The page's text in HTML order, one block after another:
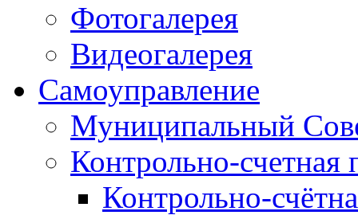
Фотогалерея
Видеогалерея
Самоуправление
Муниципальный
Контрольно-счетная
Контрольно-